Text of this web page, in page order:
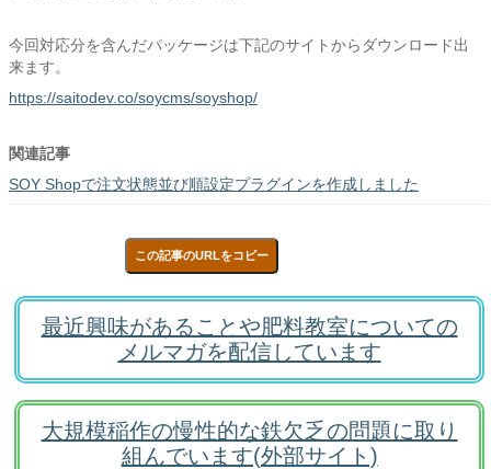
今回対応分を含んだパッケージは下記のサイトからダウンロード出
来ます。
https://saitodev.co/soycms/soyshop/
関連記事
SOY Shopで注文状態並び順設定プラグインを作成しました
この記事のURLをコピー
最近興味があることや肥料教室についての
メルマガを配信しています
大規模稲作の慢性的な鉄欠乏の問題に取り
組んでいます(外部サイト)